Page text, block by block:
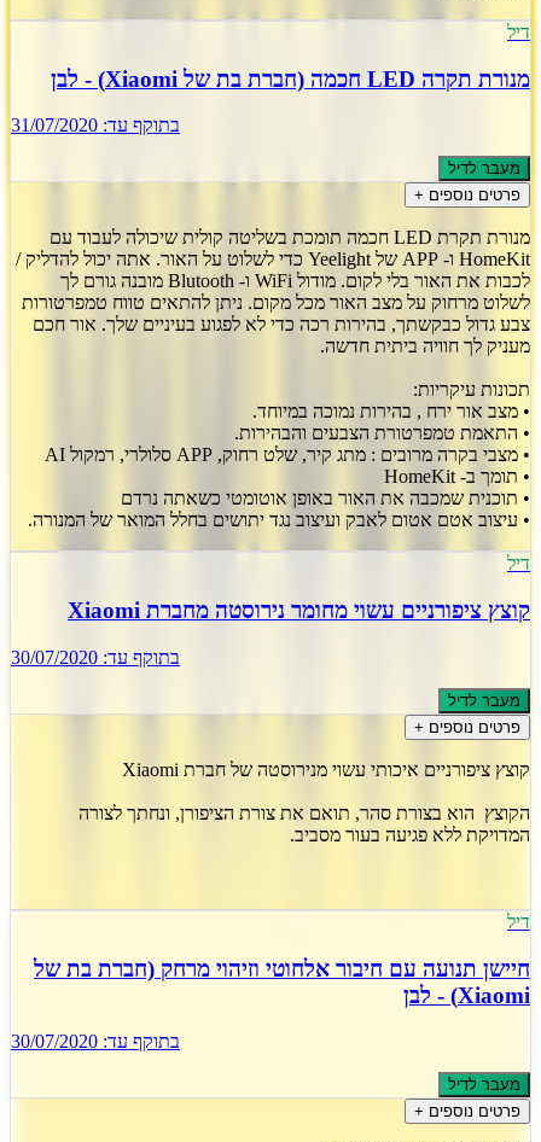
דיל
מנורת תקרה LED חכמה (חברת בת של Xiaomi) - לבן
בתוקף עד: 31/07/2020
מעבר לדיל
פרטים נוספים +
מנורת תקרת LED חכמה תומכת בשליטה קולית שיכולה לעבוד עם
HomeKit ו- APP של Yeelight כדי לשלוט על האור. אתה יכול להדליק /
לכבות את האור בלי לקום. מודול WiFi ו- Blutooth מובנה גורם לך
לשלוט מרחוק על מצב האור מכל מקום. ניתן להתאים טווח טמפרטורות
צבע גדול כבקשתך, בהירות רכה כדי לא לפגוע בעיניים שלך. אור חכם
מעניק לך חוויה ביתית חדשה.
תכונות עיקריות:
• מצב אור ירח , בהירות נמוכה במיוחד.
• התאמת טמפרטורת הצבעים והבהירות.
• מצבי בקרה מרובים : מתג קיר, שלט רחוק, APP סלולרי, רמקול AI
• תומך ב- HomeKit
• תוכנית שמכבה את האור באופן אוטומטי כשאתה נרדם
• עיצוב אטם אטום לאבק ועיצוב נגד יתושים בחלל המואר של המנורה.
דיל
קוצץ ציפורניים עשוי מחומר נירוסטה מחברת Xiaomi
בתוקף עד: 30/07/2020
מעבר לדיל
פרטים נוספים +
קוצץ ציפורניים איכותי עשוי מנירוסטה של חברת Xiaomi
הקוצץ הוא בצורת סהר, תואם את צורת הציפורן, ונחתך לצורה
המדויקת ללא פגיעה בעור מסביב.
דיל
חיישן תנועה עם חיבור אלחוטי וזיהוי מרחק (חברת בת של
Xiaomi) - לבן
בתוקף עד: 30/07/2020
מעבר לדיל
פרטים נוספים +